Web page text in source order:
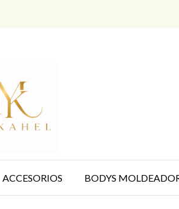
ACCESORIOS BODYS